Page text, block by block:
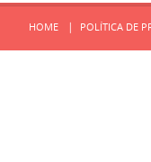
HOME POLÍTICA DE